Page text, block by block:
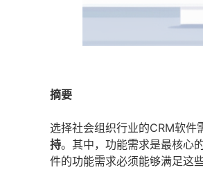
摘要
选择社会组织行业的CRM软件
持。其中，功能需求是最核心
件的功能需求必须能够满足这